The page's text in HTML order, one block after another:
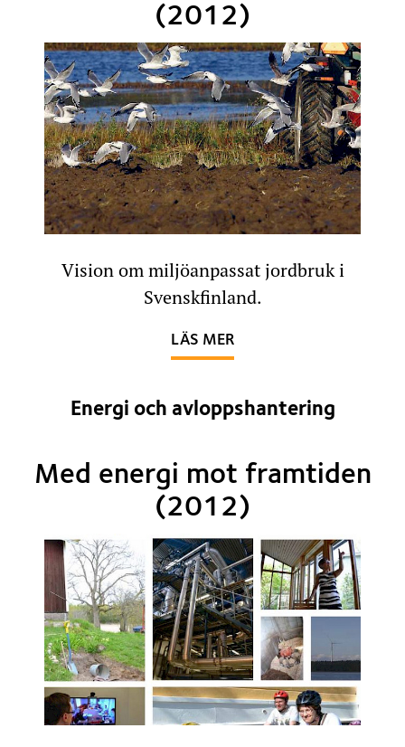
(2012)
Vision om miljöanpassat jordbruk i
Svenskfinland.
LÄS MEROM BONDEN SOM
Energi och avloppshantering
Med energi mot framtiden
(2012)